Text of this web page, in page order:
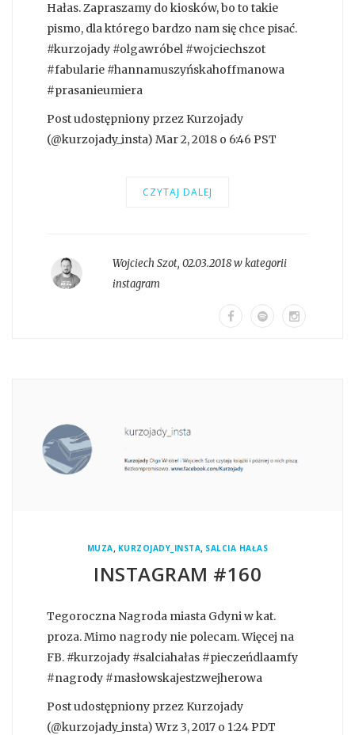
Hałas. Zapraszamy do kiosków, bo to takie
pismo, dla którego bardzo nam się chce pisać.
#kurzojady #olgawróbel #wojciechszot
#fabularie #hannamuszyńskahoffmanowa
#prasanieumiera
Post udostępniony przez Kurzojady
(@kurzojady_insta) Mar 2, 2018 o 6:46 PST
CZYTAJ DALEJ
Wojciech Szot, 02.03.2018 w kategorii
instagram
MUZA, KURZOJADY_INSTA, SALCIA HAŁAS
INSTAGRAM #160
Tegoroczna Nagroda miasta Gdyni w kat.
proza. Mimo nagrody nie polecam. Więcej na
FB. #kurzojady #salciahałas #pieczeńdlaamfy
#nagrody #masłowskajestzwejherowa
Post udostępniony przez Kurzojady
(@kurzojady_insta) Wrz 3, 2017 o 1:24 PDT